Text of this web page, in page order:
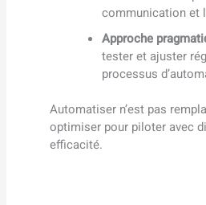
communication et
Approche
tester et ajuster
processus
Automatiser n’est pas
optimiser pour piloter avec
efficacité.